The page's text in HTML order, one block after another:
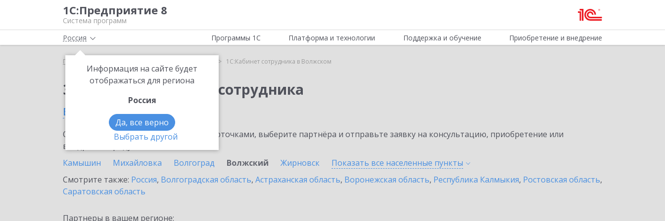
1С:Предприятие 8
Система программ
Россия
Информация на сайте будет
отображаться для региона
Россия
Да, все верно
Выбрать другой
Программы 1С Платформа и технологии Поддержка и обучение Приобретение и внедрение
Главная 1С:Кабинет сотрудника в Волжском
Заказать 1С:Кабинет сотрудника
в Волжском
Ознакомьтесь с информационными карточками, выберите партнёра и отправьте заявку на консультацию, приобретение или
внедрение продукта.
Камышин
Михайловка Волгоград Волжский Жирновск Показать все населенные пункты
Смотрите также: Россия, Волгоградская область, Астраханская область, Воронежская область, Республика Калмыкия, Ростовская область,
Саратовская область
Партнеры в вашем регионе: